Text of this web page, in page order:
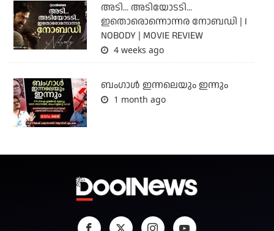
അടി... അടിയോടടി...
ഇതൊരൊന്നൊന്നര നോബഡി | I
NOBODY | MOVIE REVIEW
4 weeks ago
ബംഗാള്‍ ഇന്നലെയും ഇന്നും
1 month ago